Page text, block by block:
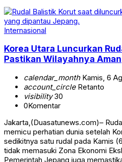
Internasional
Korea Utara Luncurkan
Pastikan Wilayahnya Aman
calendar_monthKamis, 6
account_circleRetanto
visibility30
0Komentar
Jakarta,(Duasatunews.com)–
memicu perhatian dunia setelah
sedikitnya satu rudal pada Kamis
tidak memasuki Zona Ekonomi
Pemerintah Jepang juga